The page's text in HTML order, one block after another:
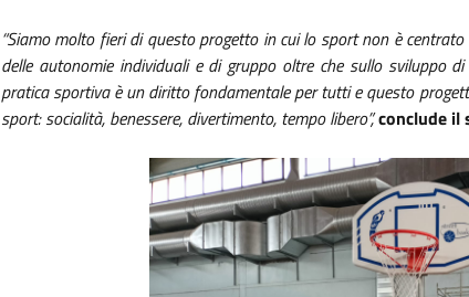
“Siamo molto fieri di questo progetto in cui lo sport non è
delle autonomie individuali e di gruppo oltre che sullo sviluppo
pratica sportiva è un diritto fondamentale per tutti e questo
sport: socialità, benessere, divertimento, tempo libero”,conclude il